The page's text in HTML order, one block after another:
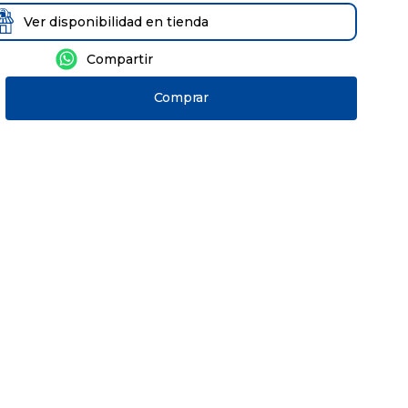
Ver disponibilidad en tienda
Comprar